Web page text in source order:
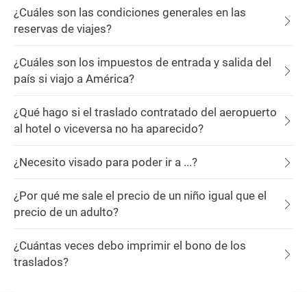
¿Cuáles son las condiciones generales en las
reservas de viajes?
¿Cuáles son los impuestos de entrada y salida del
país si viajo a América?
¿Qué hago si el traslado contratado del aeropuerto
al hotel o viceversa no ha aparecido?
¿Necesito visado para poder ir a ...?
¿Por qué me sale el precio de un niño igual que el
precio de un adulto?
¿Cuántas veces debo imprimir el bono de los
traslados?